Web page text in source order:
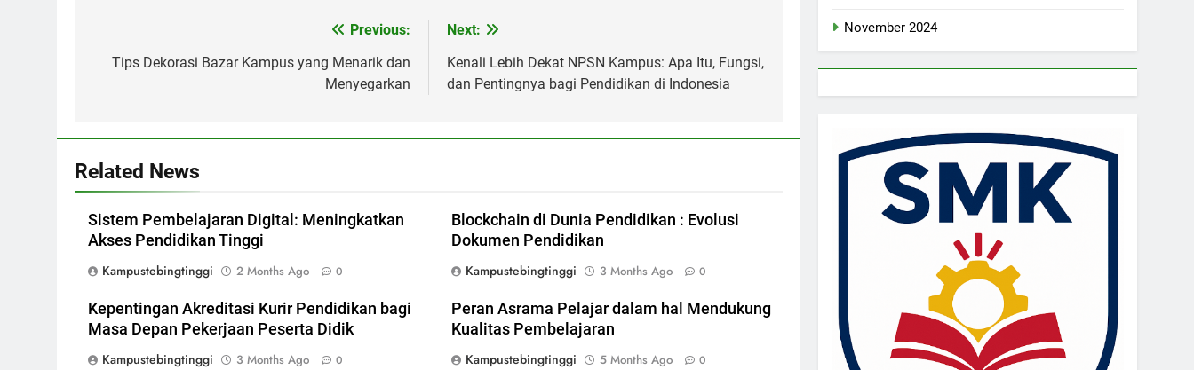
navigation
Previous:
Tips Dekorasi Bazar Kampus yang Menarik dan
Menyegarkan
Next:
Kenali Lebih Dekat NPSN Kampus: Apa Itu, Fungsi,
dan Pentingnya bagi Pendidikan di Indonesia
Related News
Sistem Pembelajaran Digital: Meningkatkan
Akses Pendidikan Tinggi
Kampustebingtinggi
2 Months Ago 0
Blockchain di Dunia Pendidikan : Evolusi
Dokumen Pendidikan
Kampustebingtinggi
3 Months Ago 0
Kepentingan Akreditasi Kurir Pendidikan bagi
Masa Depan Pekerjaan Peserta Didik
Kampustebingtinggi
3 Months Ago 0
Peran Asrama Pelajar dalam hal Mendukung
Kualitas Pembelajaran
Kampustebingtinggi
5 Months Ago 0
November 2024